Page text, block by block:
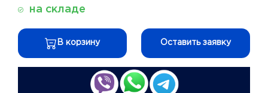
на складе
В корзину Оставить заявку